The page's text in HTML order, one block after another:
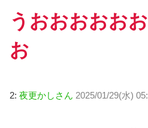
うおおおおお
お
2: 夜更かしさん 2025/01/29(水)